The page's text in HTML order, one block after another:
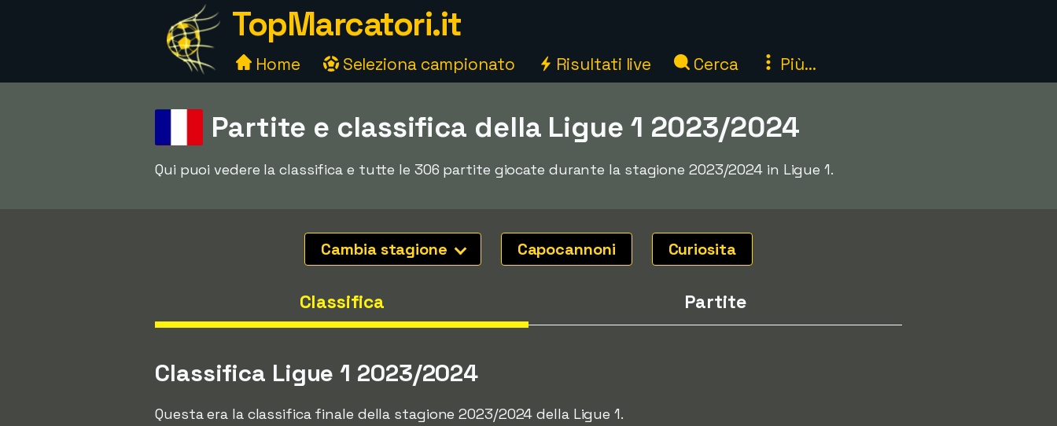
TopMarcatori.it
Home Seleziona campionato Risultati live Cerca Più...
Partite e classifica della Ligue 1 2023/2024
Qui puoi vedere la classifica e tutte le 306 partite giocate durante la stagione 2023/2024 in Ligue 1.
Cambia stagione Capocannoni Curiosita
Classifica Partite
Classifica Ligue 1 2023/2024
Questa era la classifica finale della stagione 2023/2024 della Ligue 1.